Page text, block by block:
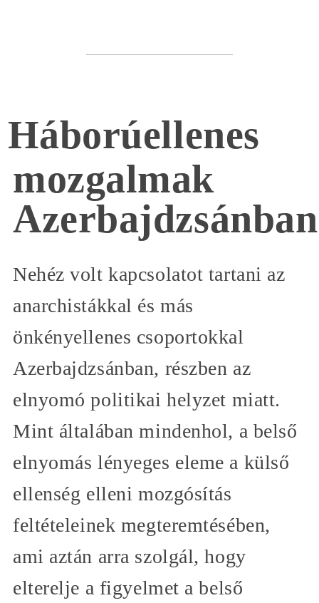
Háborúellenes
mozgalmak
Azerbajdzsánban
Nehéz volt kapcsolatot tartani az
anarchistákkal és más
önkényellenes csoportokkal
Azerbajdzsánban, részben az
elnyomó politikai helyzet miatt.
Mint általában mindenhol, a belső
elnyomás lényeges eleme a külső
ellenség elleni mozgósítás
feltételeinek megteremtésében,
ami aztán arra szolgál, hogy
elterelje a figyelmet a belső